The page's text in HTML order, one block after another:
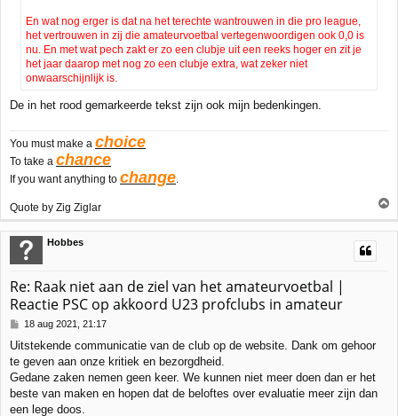
En wat nog erger is dat na het terechte wantrouwen in die pro league,
het vertrouwen in zij die amateurvoetbal vertegenwoordigen ook 0,0 is
nu. En met wat pech zakt er zo een clubje uit een reeks hoger en zit je
het jaar daarop met nog zo een clubje extra, wat zeker niet
onwaarschijnlijk is.
De in het rood gemarkeerde tekst zijn ook mijn bedenkingen.
You must make a choice
To take a chance
If you want anything to change.
Quote by Zig Ziglar
h
Hobbes
Re: Raak niet aan de ziel van het amateurvoetbal |
Reactie PSC op akkoord U23 profclubs in amateur
B
r
c
h
18 aug 2021, 21:17
Uitstekende communicatie van de club op de website. Dank om gehoor
te geven aan onze kritiek en bezorgdheid.
Gedane zaken nemen geen keer. We kunnen niet meer doen dan er het
beste van maken en hopen dat de beloftes over evaluatie meer zijn dan
een lege doos.